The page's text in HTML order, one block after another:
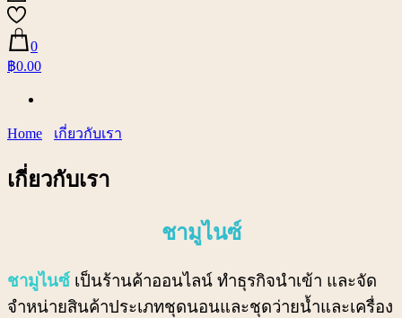
0
฿0.00
Home เกี่ยวกับเรา
เกี่ยวกับเรา
ชามูไนซ์
ชามูไนซ์ เป็นร้านค้าออนไลน์ ทำธุรกิจนำเข้า และจัด
จำหน่ายสินค้าประเภทชุดนอนและชุดว่ายน้ำและเครื่อง